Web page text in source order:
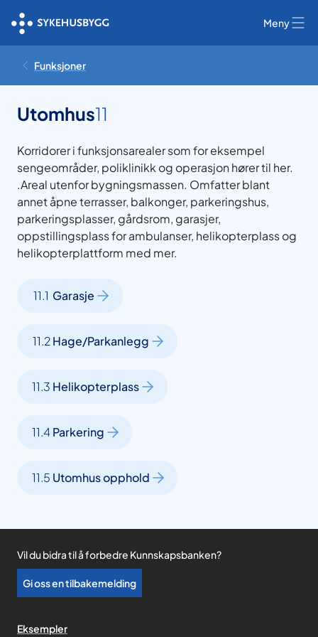
Meny
Funksjoner
Utomhus11
Korridorer i funksjonsarealer som for eksempel
sengeområder, poliklinikk og operasjon hører til her.
.Areal utenfor bygningsmassen. Omfatter blant
annet åpne terrasser, balkonger, parkeringshus,
parkeringsplasser, gårdsrom, garasjer,
oppstillingsplass for ambulanser, helikopterplass og
helikopterplattform med mer.
11.1 Garasje
11.2 Hage/Parkanlegg
11.3 Helikopterplass
11.4Parkering
11.5 Utomhus opphold
Vil du bidra til å forbedre Kunnskapsbanken?
Gi oss en tilbakemelding
Eksempler